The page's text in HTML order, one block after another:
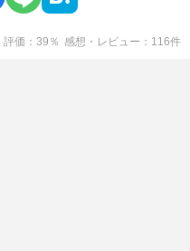
評価 39 ％ 感想・レビュー 116件